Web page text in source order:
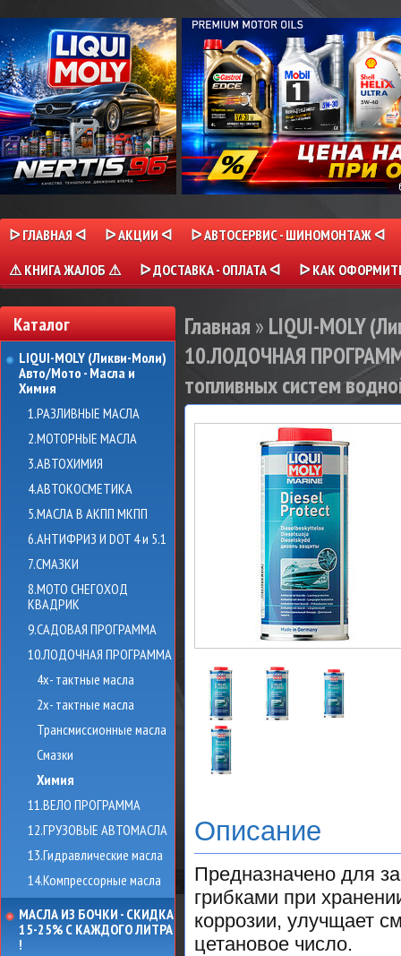
ᐅ ГЛАВНАЯ ᐊ ᐅ АКЦИИ ᐊ
ᐅ АВТОСЕРВИС - ШИНОМОНТАЖ ᐊ
⚠ КНИГА ЖАЛОБ ⚠
ᐅ ДОСТАВКА - ОПЛАТА ᐊ ᐅ КАК
Каталог
LIQUI-MOLY (Ликви-Моли)
Авто/Мото - Масла и
Химия
1.РАЗЛИВНЫЕ МАСЛА
2.МОТОРНЫЕ МАСЛА
3.АВТОХИМИЯ
4.АВТОКОСМЕТИКА
5.МАСЛА В АКПП МКПП
6.АНТИФРИЗ И DOT 4 и 5.1
7.СМАЗКИ
8.МОТО СНЕГОХОД
КВАДРИК
9.САДОВАЯ ПРОГРАММА
10.ЛОДОЧНАЯ ПРОГРАММА
4х- тактные масла
2х- тактные масла
Трансмиссионные масла
Смазки
Химия
11.ВЕЛО ПРОГРАММА
12.ГРУЗОВЫЕ АВТОМАСЛА
13.Гидравлические масла
14.Компрессорные масла
МАСЛА ИЗ БОЧКИ - СКИДКА
15-25% С КАЖДОГО ЛИТРА
!
Главная » LIQUI-MOLY
10.ЛОДОЧНАЯ
топливных систем
Описание
Предназначено для
грибками при
коррозии, улучщает
цетановое число.